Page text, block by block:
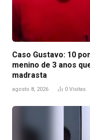
Caso Gustavo: 10
menino de 3 anos
madrasta
agosto 8, 2026 0 Visitas